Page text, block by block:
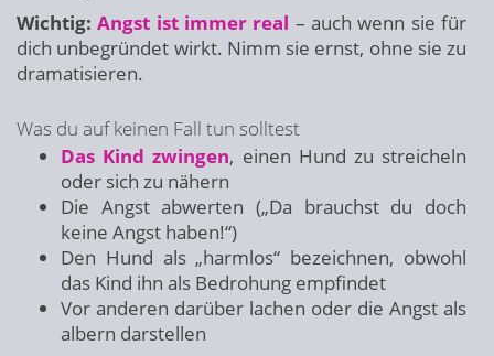
Wichtig: Angst ist immer real – auch wenn sie für
dich unbegründet wirkt. Nimm sie ernst, ohne sie zu
dramatisieren.
Was du auf keinen Fall tun solltest
Das Kind zwingen, einen Hund zu streicheln
oder sich zu nähern
Die Angst abwerten („Da brauchst du doch
keine Angst haben!“)
Den Hund als „harmlos“ bezeichnen, obwohl
das Kind ihn als Bedrohung empfindet
Vor anderen darüber lachen oder die Angst als
albern darstellen